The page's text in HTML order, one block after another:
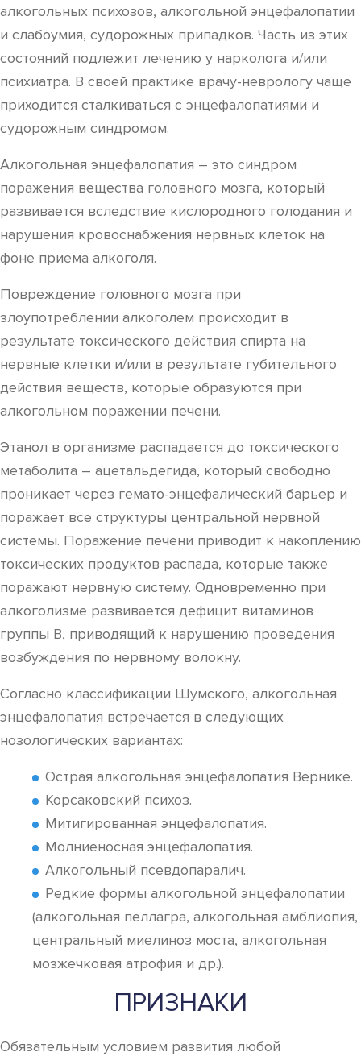
алкогольных психозов, алкогольной энцефалопатии
и слабоумия, судорожных припадков. Часть из этих
состояний подлежит лечению у нарколога и/или
психиатра. В своей практике врачу-неврологу чаще
приходится сталкиваться с энцефалопатиями и
судорожным синдромом.
Алкогольная энцефалопатия – это синдром
поражения вещества головного мозга, который
развивается вследствие кислородного голодания и
нарушения кровоснабжения нервных клеток на
фоне приема алкоголя.
Повреждение головного мозга при
злоупотреблении алкоголем происходит в
результате токсического действия спирта на
нервные клетки и/или в результате губительного
действия веществ, которые образуются при
алкогольном поражении печени.
Этанол в организме распадается до токсического
метаболита – ацетальдегида, который свободно
проникает через гемато-энцефалический барьер и
поражает все структуры центральной нервной
системы. Поражение печени приводит к накоплению
токсических продуктов распада, которые также
поражают нервную систему. Одновременно при
алкоголизме развивается дефицит витаминов
группы В, приводящий к нарушению проведения
возбуждения по нервному волокну.
Согласно классификации Шумского, алкогольная
энцефалопатия встречается в следующих
нозологических вариантах:
Острая алкогольная энцефалопатия Вернике.
Корсаковский психоз.
Митигированная энцефалопатия.
Молниеносная энцефалопатия.
Алкогольный псевдопаралич.
Редкие формы алкогольной энцефалопатии
(алкогольная пеллагра, алкогольная амблиопия,
центральный миелиноз моста, алкогольная
мозжечковая атрофия и др.).
ПРИЗНАКИ
Обязательным условием развития любой